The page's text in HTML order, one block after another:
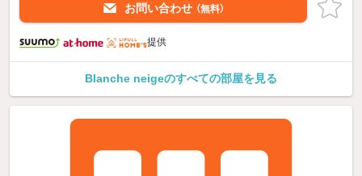
お問い合わせ （無料）
提供
Blanche neigeのすべての部屋を見る